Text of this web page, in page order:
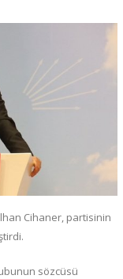
Cihaner, partisinin
sözcüsü